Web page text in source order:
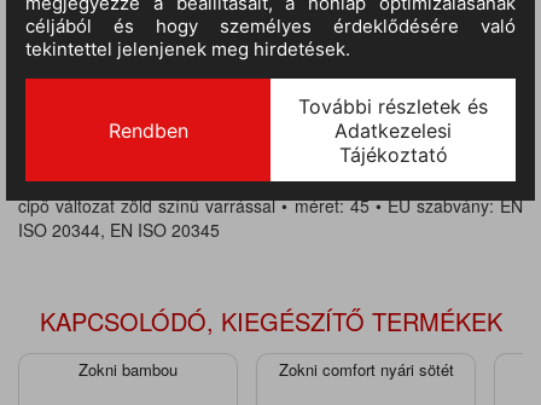
TERMÉKINFORMÁCIÓ
• biztonsági védőlábbeli bőrből • acél lábujjvédő leeső tárgyak
ellen • olajálló, antisztatikus, kétrétegű PU talp, nedves kerámia
és acél felületre bevizsgált, emelt szintű SRC csúszásbiztosság •
szivacsos bokarész és –békanyelv • talplemez nélküli, lábujjvédős
cipő változat zöld színű varrással • méret: 45 • EU szabvány: EN
ISO 20344, EN ISO 20345
KAPCSOLÓDÓ, KIEGÉSZÍTŐ TERMÉKEK
Zokni bambou Zokni comfort nyári sötét